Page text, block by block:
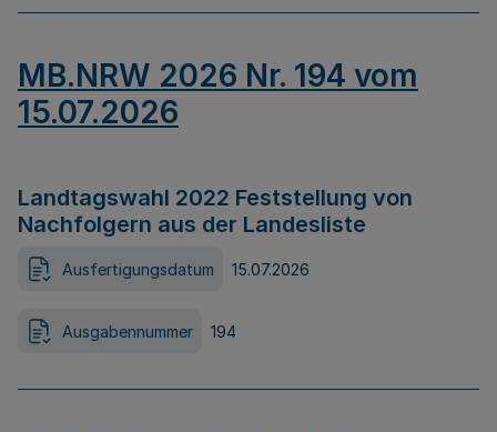
MB.NRW 2026 Nr. 194 vom
15.07.2026
Landtagswahl 2022 Feststellung von
Nachfolgern aus der Landesliste
Ausfertigungsdatum 15.07.2026
Ausgabennummer 194